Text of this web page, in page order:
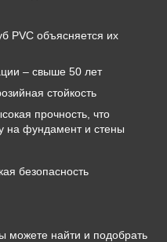
PVC объясняется их
– свыше 50 лет
стойкость
прочность, что
на фундамент и стены
безопасность
можете найти и подобрать